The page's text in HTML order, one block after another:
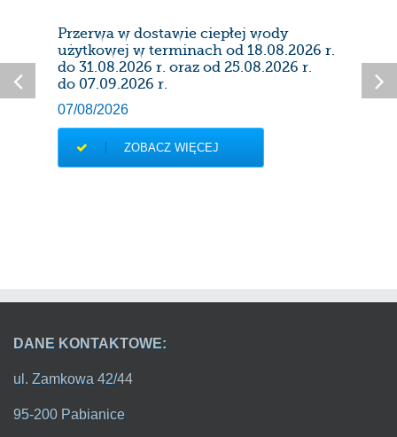
Przerwa w dostawie ciepłej wody
użytkowej w terminach od 18.08.2026 r.
do 31.08.2026 r. oraz od 25.08.2026 r.
do 07.09.2026 r.
07/08/2026
ZOBACZ WIĘCEJ
DANE KONTAKTOWE:
ul. Zamkowa 42/44
95-200 Pabianice